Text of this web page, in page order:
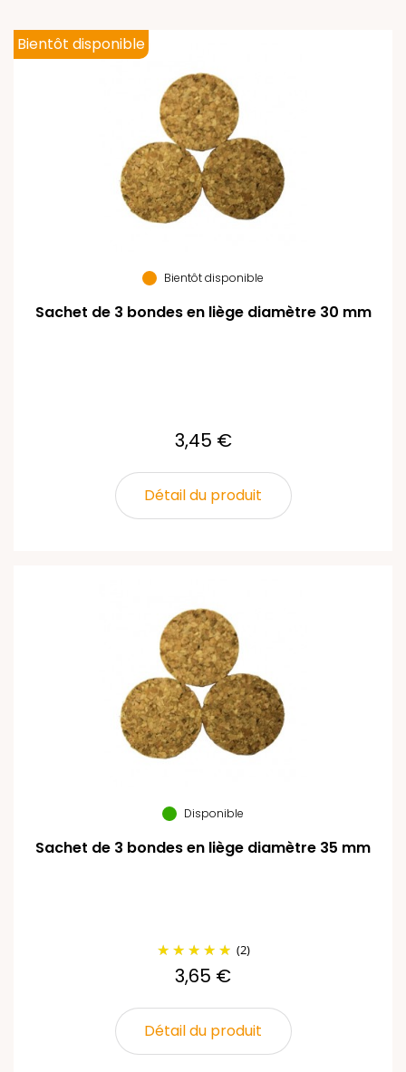
Bientôt disponible
Sachet de 3 bondes en liège diamètre 30 mm
3,45 €
Détail du produit
Bientôt disponible
Disponible
Sachet de 3 bondes en liège diamètre 35 mm
(2)
3,65 €
Détail du produit